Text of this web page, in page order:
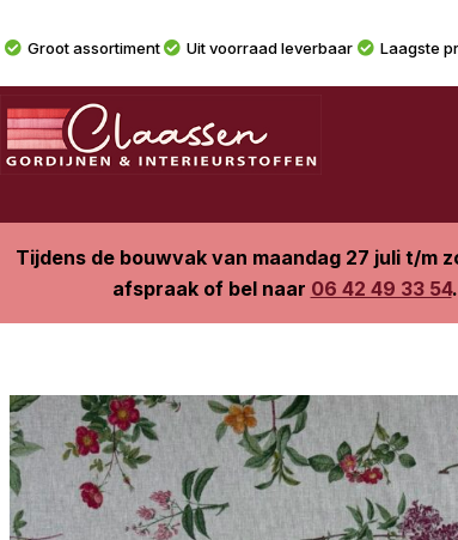
Groot assortiment Uit voorraad leverbaar Laagste
Tijdens de bouwvak van maandag 27 juli t/m
afspraak of bel naar 06 42 49 33 54